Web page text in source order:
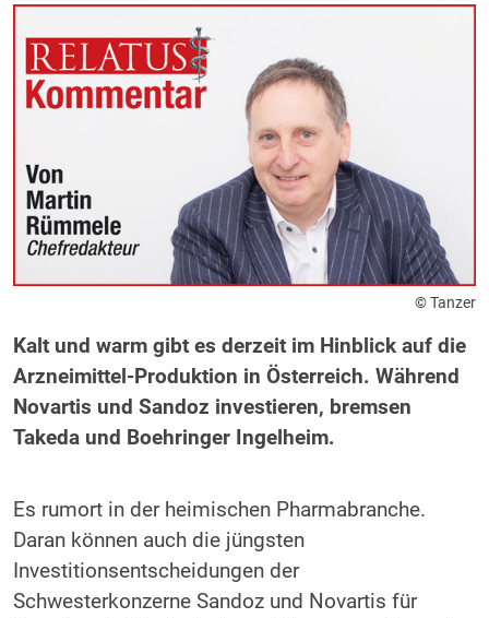
© Tanzer
Kalt und warm gibt es derzeit im Hinblick auf die
Arzneimittel-Produktion in Österreich. Während
Novartis und Sandoz investieren, bremsen
Takeda und Boehringer Ingelheim.
Es rumort in der heimischen Pharmabranche.
Daran können auch die jüngsten
Investitionsentscheidungen der
Schwesterkonzerne Sandoz und Novartis für